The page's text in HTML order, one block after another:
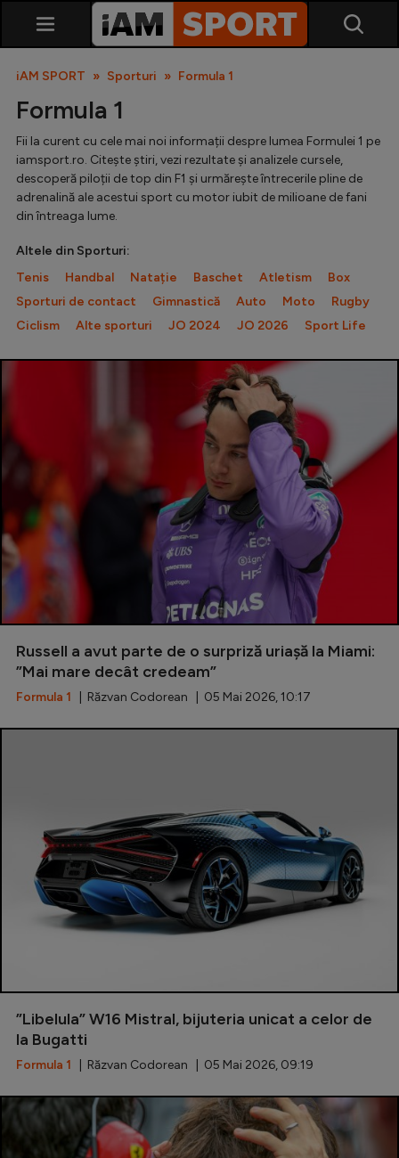
Cupa României
Echipa Națională
U21
Fotbal feminin
Special
Inedit
Clasamente
Champions League
Europa League
Conference League
CM 2026
Serie A
Bundesliga
Ligue 1
Campionate
EURO 2024
Stranieri
Tenis
iAM SPORT Sporturi Formula 1
Formula 1
Fii la curent cu cele mai noi informații despre lumea Formulei 1 pe
iamsport.ro. Citește știri, vezi rezultate și analizele cursele,
descoperă piloții de top din F1 și urmărește întrecerile pline de
adrenalină ale acestui sport cu motor iubit de milioane de fani
din întreaga lume.
Altele din Sporturi:
Tenis
Handbal Natație Baschet Atletism
Box
Sporturi de contact
Gimnastică Auto Moto
Rugby
Ciclism
Alte sporturi JO 2024 JO 2026 Sport Life
Russell a avut parte de o surpriză uriașă la Miami:
”Mai mare decât credeam”
Formula 1 | Răzvan Codorean | 05 Mai 2026, 10:17
”Libelula” W16 Mistral, bijuteria unicat a celor de
la Bugatti
Formula 1 | Răzvan Codorean | 05 Mai 2026, 09:19